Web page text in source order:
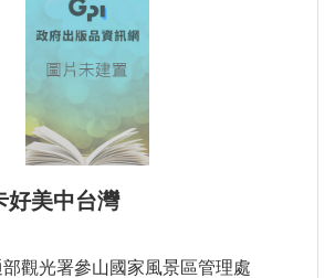
好美中台灣
觀光署參山國家風景區管理處